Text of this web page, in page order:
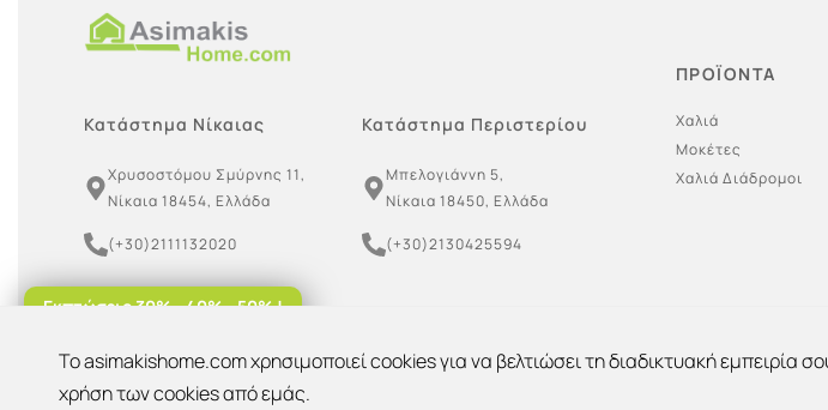
Κατάστημα Νίκαιας Κατάστημα Περιστερίου
Χρυσοστόμου Σμύρνης 11,
Νίκαια 18454, Ελλάδα
Μπελογιάννη 5,
Νίκαια 18450, Ελλάδα
(+30)2111132020 (+30)2130425594
(+30)6949790147
asimakishome@gmail.com
ΠΡΟΪΟΝΤΑ
Χαλιά
Μοκέτες
Χαλιά Διάδρομοι
Εκπτώσεις 30% - 40% - 50% !
To asimakishome.com χρησιμοποιεί cookies για να βελτιώσει τη διαδικτυακή εμπειρία
χρήση των cookies από εμάς.
Έκπτωση 10%
Για παραλαβή από το κατάστημα!
OK